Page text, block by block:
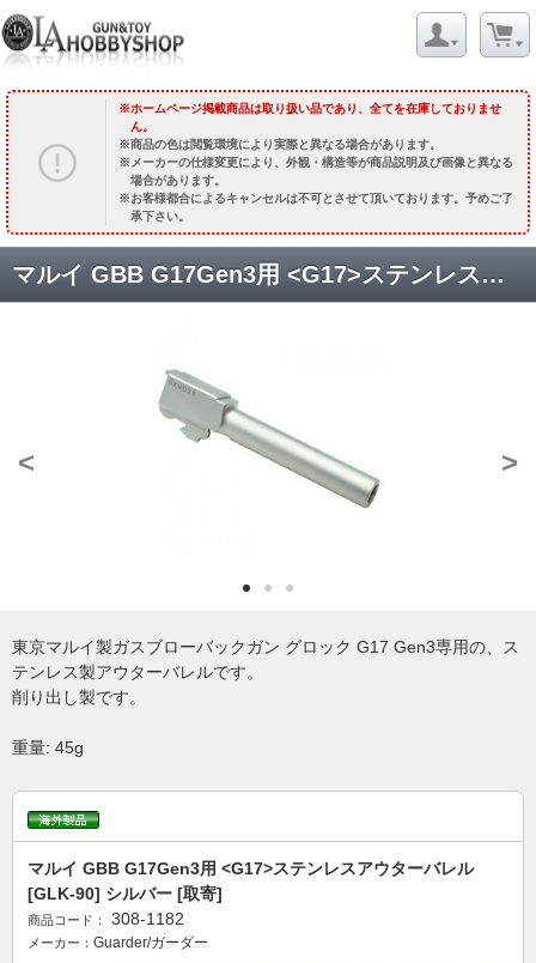
ホームページ掲載商品は取り扱い品であり、全てを在庫しておりませ
ん。
商品の色は閲覧環境により実際と異なる場合があります。
メーカーの仕様変更により、外観・構造等が商品説明及び画像と異なる
場合があります。
お客様都合によるキャンセルは不可とさせて頂いております。予めご了
承下さい。
マルイ GBB G17Gen3用 <G17>ステンレスアウターバレル [GLK-90] シルバー [取寄]
< >
東京マルイ製ガスブローバックガン グロック G17 Gen3専用の、ス
テンレス製アウターバレルです。
削り出し製です。
重量: 45g
マルイ GBB G17Gen3用 <G17>ステンレスアウターバレル
[GLK-90] シルバー [取寄]
商品コード： 308-1182
メーカー： Guarder/ガーダー